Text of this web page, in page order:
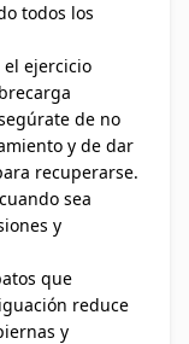
todos los
el ejercicio
de no
y de dar
recuperarse.
sea
y
que
reduce
y